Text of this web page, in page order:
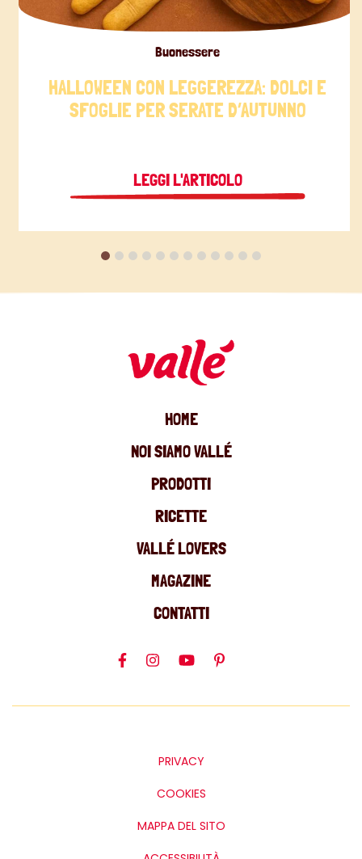
Buonessere
HALLOWEEN CON LEGGEREZZA: DOLCI E
SFOGLIE PER SERATE D’AUTUNNO
LEGGI L'ARTICOLO
HOME
NOI SIAMO VALLÉ
PRODOTTI
RICETTE
VALLÉ LOVERS
MAGAZINE
CONTATTI
PRIVACY
COOKIES
MAPPA DEL SITO